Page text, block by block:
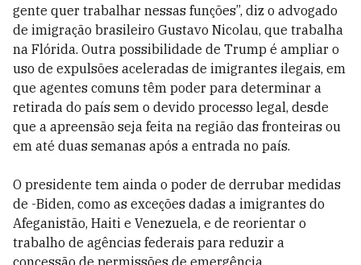
gente quer trabalhar nessas funções”, diz o advogado
de imigração brasileiro Gustavo Nicolau, que trabalha
na Flórida. Outra possibilidade de Trump é ampliar o
uso de expulsões aceleradas de imigrantes ilegais, em
que agentes comuns têm poder para determinar a
retirada do país sem o devido processo legal, desde
que a apreensão seja feita na região das fronteiras ou
em até duas semanas após a entrada no país.
O presidente tem ainda o poder de derrubar medidas
de -Biden, como as exceções dadas a imigrantes do
Afeganistão, Haiti e Venezuela, e de reorientar o
trabalho de agências federais para reduzir a
concessão de permissões de emergência.